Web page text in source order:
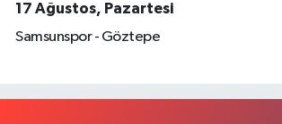
17 Ağustos, Pazartesi
Samsunspor - Göztepe